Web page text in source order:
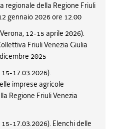
regionale della Regione Friuli
gennaio 2026 ore 12.00
12-15 aprile 2026).
Friuli Venezia Giulia
2025
17.03.2026).
imprese agricole
Regione Friuli Venezia
17.03.2026). Elenchi delle